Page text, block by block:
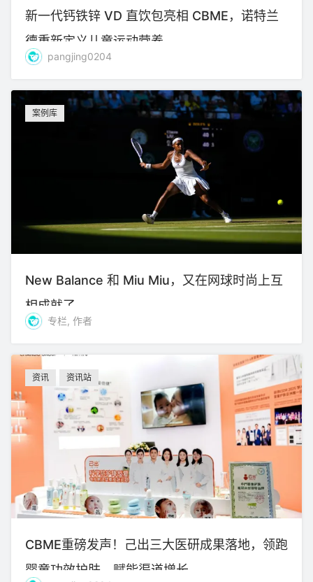
新一代钙铁锌 VD 直饮包亮相 CBME，诺特兰
德重新定义儿童运动营养
pangjing0204
案例库
New Balance 和 Miu Miu，又在网球时尚上互
相成就了
专栏, 作者
资讯 资讯站
CBME重磅发声！己出三大医研成果落地，领跑
婴童功效护肤、赋能渠道增长